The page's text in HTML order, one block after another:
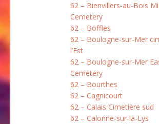
62 – Bienvillers-au-Bois
Cemetery
62 – Boffles
62 – Boulogne-sur-Mer
l’Est
62 – Boulogne-sur-Mer
Cemetery
62 – Bourthes
62 – Cagnicourt
62 – Calais Cimetière sud
62 – Calonne-sur-la-Lys